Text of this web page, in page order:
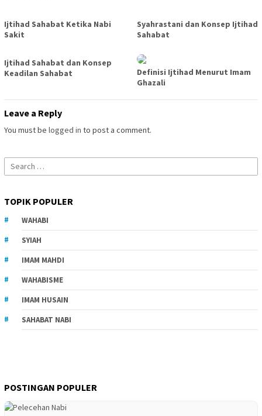
Ijtihad Sahabat Ketika Nabi
Sakit
Syahrastani dan Konsep Ijtihad
Sahabat
Ijtihad Sahabat dan Konsep
Keadilan Sahabat
Definisi Ijtihad Menurut Imam
Ghazali
Leave a Reply
You must be logged in to post a comment.
Search
for:
TOPIK POPULER
WAHABI
SYIAH
IMAM MAHDI
WAHABISME
IMAM HUSAIN
SAHABAT NABI
POSTINGAN POPULER